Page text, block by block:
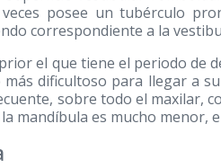
posee un tubérculo
correspondiente a la
el que tiene el periodo de
más dificultoso para llegar a
sobre todo el maxilar,
mandíbula es mucho menor,